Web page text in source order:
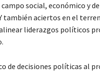
social, económico y
también aciertos en el
liderazgos políticos
de decisiones políticas al